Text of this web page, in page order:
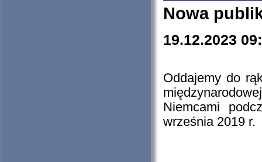
Nowa
19.12.2023
Oddajemy do
Niemcami
września 2019 r.